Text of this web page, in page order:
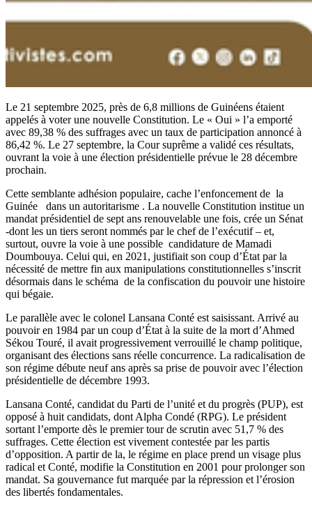
Le 21 septembre 2025, près de 6,8 millions de Guinéens étaient
appelés à voter une nouvelle Constitution. Le « Oui » l’a emporté
avec 89,38 % des suffrages avec un taux de participation annoncé à
86,42 %. Le 27 septembre, la Cour suprême a validé ces résultats,
ouvrant la voie à une élection présidentielle prévue le 28 décembre
prochain.
Cette semblante adhésion populaire, cache l’enfoncement de la
Guinée dans un autoritarisme . La nouvelle Constitution institue un
mandat présidentiel de sept ans renouvelable une fois, crée un Sénat
-dont les un tiers seront nommés par le chef de l’exécutif – et,
surtout, ouvre la voie à une possible candidature de Mamadi
Doumbouya. Celui qui, en 2021, justifiait son coup d’État par la
nécessité de mettre fin aux manipulations constitutionnelles s’inscrit
désormais dans le schéma de la confiscation du pouvoir une histoire
qui bégaie.
Le parallèle avec le colonel Lansana Conté est saisissant. Arrivé au
pouvoir en 1984 par un coup d’État à la suite de la mort d’Ahmed
Sékou Touré, il avait progressivement verrouillé le champ politique,
organisant des élections sans réelle concurrence. La radicalisation de
son régime débute neuf ans après sa prise de pouvoir avec l’élection
présidentielle de décembre 1993.
Lansana Conté, candidat du Parti de l’unité et du progrès (PUP), est
opposé à huit candidats, dont Alpha Condé (RPG). Le président
sortant l’emporte dès le premier tour de scrutin avec 51,7 % des
suffrages. Cette élection est vivement contestée par les partis
d’opposition. A partir de la, le régime en place prend un visage plus
radical et Conté, modifie la Constitution en 2001 pour prolonger son
mandat. Sa gouvernance fut marquée par la répression et l’érosion
des libertés fondamentales.